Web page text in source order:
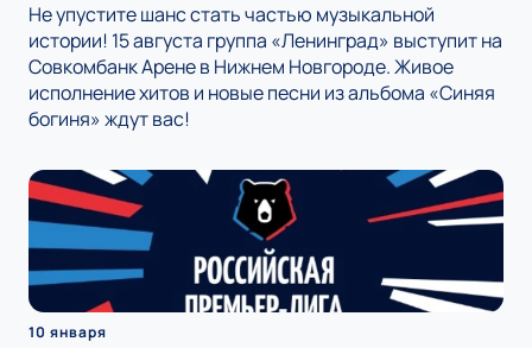
Не упустите шанс стать частью музыкальной
истории! 15 августа группа «Ленинград» выступит на
Совкомбанк Арене в Нижнем Новгороде. Живое
исполнение хитов и новые песни из альбома «Синяя
богиня» ждут вас!
10 января